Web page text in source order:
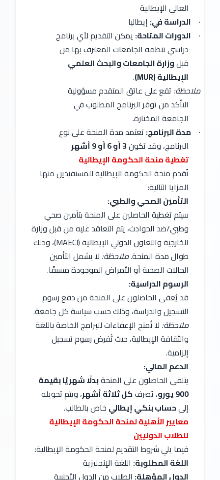
العالي الإيطالية
· الدراسة في: إيطاليا
· الدورات المتاحة: يمكن التقديم لأي برنامج
دراسي تنظمه الجامعات المعترف بها من
قبلوزارة الجامعات والبحث العلمي
الإيطالية (MUR)
.
ملاحظة: تقع على عاتق المتقدم مسؤولية
التأكد من توفر البرنامج المطلوب في
الجامعة المختارة.
· مدة البرنامج: تعتمد مدة المنحة على نوع
البرنامج، وقد تكون3 أو 6 أو 9 أشهر
تغطية منحة الحكومة الإيطالية
تُقدم منحة الحكومة الإيطالية للمستفيدين منها
المزايا التالية:
التأمين الصحي والطبي:
سيتم تغطية الحاصلين على المنحة بتأمين صحي
وطبي/ضد الحوادث، يتم التعاقد عليه من قبل وزارة
الخارجية والتعاون الدولي الإيطالية (MAECI)، وذلك
طوال مدة المنحة.ملاحظة: لا يشمل التأمين
الحالات الصحية أو الأمراض الموجودة مسبقًا.
الرسوم الدراسية:
قد يُعفى الحاصلون على المنحة من دفع رسوم
التسجيل والدراسة، وذلك حسب سياسة كل جامعة.
ملاحظة: لا تُمنح الإعفاءات للبرامج الخاصة باللغة
والثقافة الإيطالية، حيث تُفرض رسوم تسجيل
إلزامية.
الدعم المالي:
يتلقى الحاصلون على المنحةبدلًا شهريًا بقيمة
900 يورو
، يُصرفكل ثلاثة أشهر، ويتم تحويله
إلىحساب بنكي إيطالي خاص بالطالب.
معايير الأهلية لمنحة الحكومة الإيطالية
للطلاب الدوليين
فيما يلي شروط التقديم لمنحة الحكومة الإيطالية:
اللغة المطلوبة: اللغة الإنجليزية
الدول المؤهلة: الطلاب من الدول الأجنبية